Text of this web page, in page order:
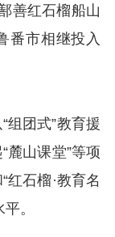
善红石榴船山
番市相继投入
组团式”教育援
麓山课堂”等项
红石榴·教育名
。